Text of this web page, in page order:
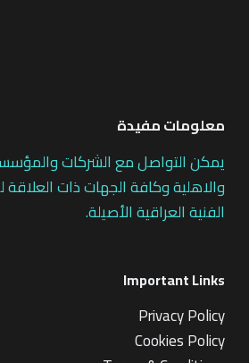
معلومات مفيدة
يمكن التواصل مع الشركات
والاهلية وكافة الجهات ذات العلاقة
الفنية العراقية الأصيلة.
Important Links
Privacy Policy
Cookies Policy